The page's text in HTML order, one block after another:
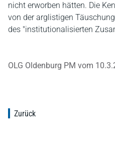
nicht erworben hätten. Die
von der arglistigen
des "institutionalisierten
OLG Oldenburg PM vom
Zurück